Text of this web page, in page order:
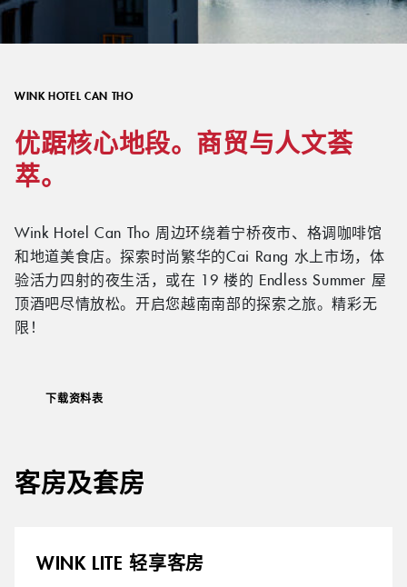
WINK HOTEL CAN THO
优踞核心地段。商贸与人文荟
萃。
Wink Hotel Can Tho 周边环绕着宁桥夜市、格调咖啡馆
和地道美食店。探索时尚繁华的Cai Rang 水上市场，体
验活力四射的夜生活，或在 19 楼的 Endless Summer 屋
顶酒吧尽情放松。开启您越南南部的探索之旅。精彩无
限！
下载资料表
客房及套房
WINK LITE 轻享客房